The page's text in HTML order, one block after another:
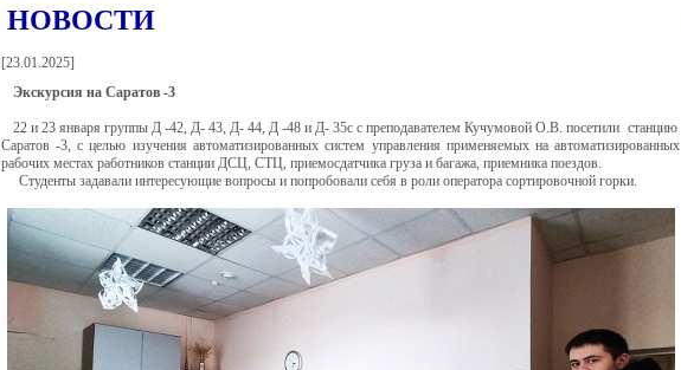
НОВОСТИ
[23.01.2025]
Экскурсия на Саратов -3
22 и 23 января группы Д -42, Д- 43, Д- 44, Д -48 и Д- 35с с преподавателем Кучумовой О.В. посетили станцию
Саратов -3, с целью изучения автоматизированных систем управления применяемых на автоматизированных
рабочих местах работников станции ДСЦ, СТЦ, приемосдатчика груза и багажа, приемника поездов.
Студенты задавали интересующие вопросы и попробовали себя в роли оператора сортировочной горки.